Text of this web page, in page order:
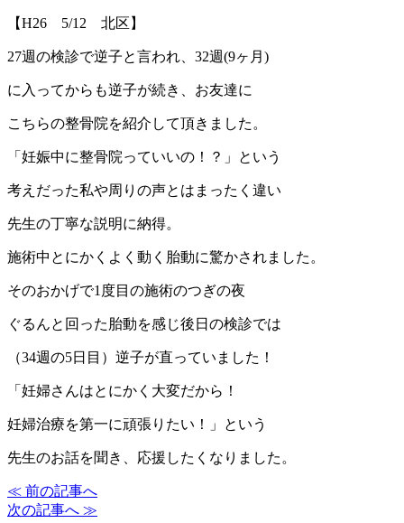
【H26 5/12 北区】
27週の検診で逆子と言われ、32週(9ヶ月)
に入ってからも逆子が続き、お友達に
こちらの整骨院を紹介して頂きました。
「妊娠中に整骨院っていいの！？」という
考えだった私や周りの声とはまったく違い
先生の丁寧な説明に納得。
施術中とにかくよく動く胎動に驚かされました。
そのおかげで1度目の施術のつぎの夜
ぐるんと回った胎動を感じ後日の検診では
（34週の5日目）逆子が直っていました！
「妊婦さんはとにかく大変だから！
妊婦治療を第一に頑張りたい！」という
先生のお話を聞き、応援したくなりました。
≪ 前の記事へ
次の記事へ ≫